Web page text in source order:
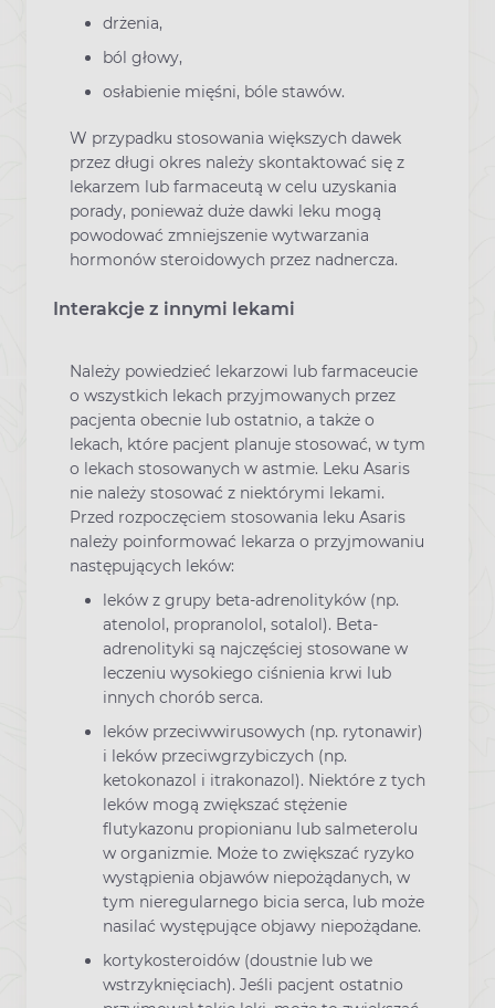
drżenia,
ból głowy,
osłabienie mięśni, bóle stawów.
W przypadku stosowania większych dawek
przez długi okres należy skontaktować się z
lekarzem lub farmaceutą w celu uzyskania
porady, ponieważ duże dawki leku mogą
powodować zmniejszenie wytwarzania
hormonów steroidowych przez nadnercza.
Interakcje z innymi lekami
Należy powiedzieć lekarzowi lub farmaceucie
o wszystkich lekach przyjmowanych przez
pacjenta obecnie lub ostatnio, a także o
lekach, które pacjent planuje stosować, w tym
o lekach stosowanych w astmie. Leku Asaris
nie należy stosować z niektórymi lekami.
Przed rozpoczęciem stosowania leku Asaris
należy poinformować lekarza o przyjmowaniu
następujących leków:
leków z grupy beta-adrenolityków (np.
atenolol, propranolol, sotalol). Beta-
adrenolityki są najczęściej stosowane w
leczeniu wysokiego ciśnienia krwi lub
innych chorób serca.
leków przeciwwirusowych (np. rytonawir)
i leków przeciwgrzybiczych (np.
ketokonazol i itrakonazol). Niektóre z tych
leków mogą zwiększać stężenie
flutykazonu propionianu lub salmeterolu
w organizmie. Może to zwiększać ryzyko
wystąpienia objawów niepożądanych, w
tym nieregularnego bicia serca, lub może
nasilać występujące objawy niepożądane.
kortykosteroidów (doustnie lub we
wstrzyknięciach). Jeśli pacjent ostatnio